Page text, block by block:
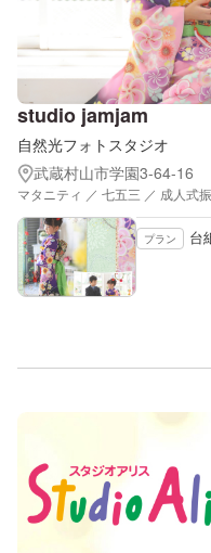
studio jamjam
自然光フォトスタジオ
武蔵村山市学園3-64-16
マタニティ ／ 七五三 ／ 成人式
プラン 台